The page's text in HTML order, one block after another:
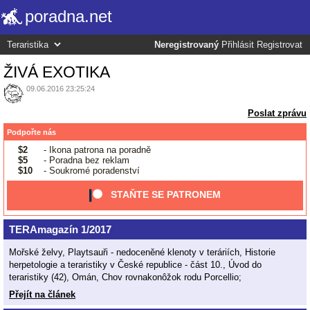
poradna.net
Neregistrovaný Přihlásit Registrovat
ŽIVÁ EXOTIKA
09.06.2016 23:25:24
Poslat zprávu
Podpořte nás
$2
- Ikona patrona na poradně
$5
- Poradna bez reklam
$10
- Soukromé poradenství
STAŇTE SE PATRONEM
TERAmagazín 1/2017
Mořské želvy, Playtsauři - nedoceněné klenoty v teráriích, Historie
herpetologie a teraristiky v České republice - část 10., Úvod do
teraristiky (42), Omán, Chov rovnakonôžok rodu Porcellio;
Přejít na článek